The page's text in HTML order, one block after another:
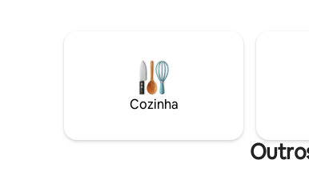
Cozinha